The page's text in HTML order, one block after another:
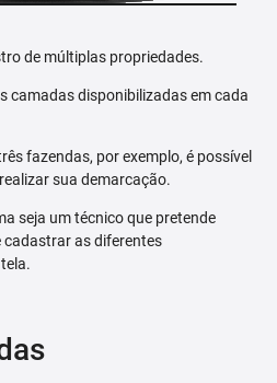
de múltiplas propriedades.
camadas disponibilizadas em cada
fazendas, por exemplo, é possível
sua demarcação.
seja um técnico que pretende
cadastrar as diferentes